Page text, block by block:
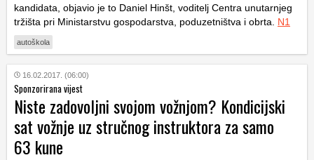
kandidata, objavio je to Daniel Hinšt, voditelj Centra unutarnjeg
tržišta pri Ministarstvu gospodarstva, poduzetništva i obrta. N1
autoškola
16.02.2017. (06:00)
Sponzorirana vijest
Niste zadovoljni svojom vožnjom? Kondicijski
sat vožnje uz stručnog instruktora za samo
63 kune